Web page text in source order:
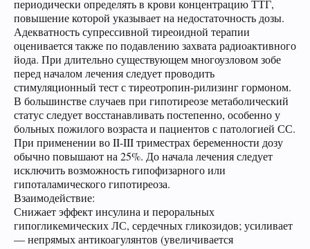
периодически определять в крови концентрацию ТТГ,
повышение которой указывает на недостаточность дозы.
Адекватность супрессивной тиреоидной терапии
оценивается также по подавлению захвата радиоактивного
йода. При длительно существующем многоузловом зобе
перед началом лечения следует проводить
стимуляционный тест с тиреотропин-рилизинг гормоном.
В большинстве случаев при гипотиреозе метаболический
статус следует восстанавливать постепенно, особенно у
больных пожилого возраста и пациентов с патологией СС.
При применении во II-III триместрах беременности дозу
обычно повышают на 25%. До начала лечения следует
исключить возможность гипофизарного или
гипоталамического гипотиреоза.
Взаимодействие:
Снижает эффект инсулина и пероральных
гипогликемических ЛС, сердечных гликозидов; усиливает
— непрямых антикоагулянтов (увеличивается